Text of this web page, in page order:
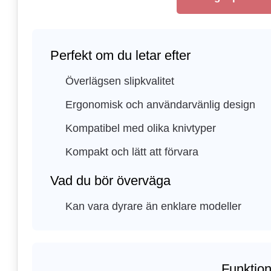
Perfekt om du letar efter
Överlägsen slipkvalitet
Ergonomisk och användarvänlig design
Kompatibel med olika knivtyper
Kompakt och lätt att förvara
Vad du bör överväga
Kan vara dyrare än enklare modeller